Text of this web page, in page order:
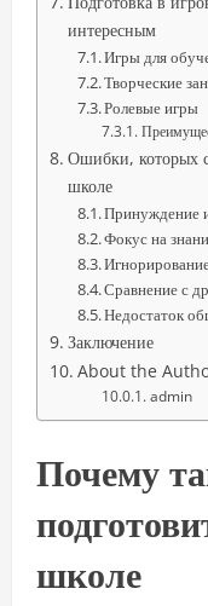
интересным
Игры для
Творческие
Ролевые игры
Ошибки, которых
школе
Принуждение
Фокус на
Сравнение с
Недостаток
Заключение
About the
admin
Почему
школе